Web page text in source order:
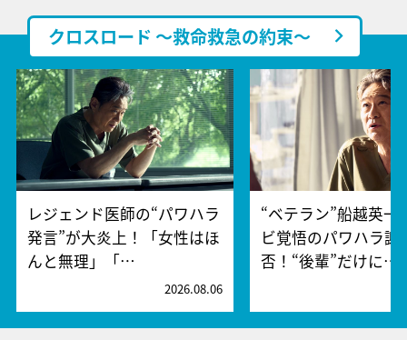
クロスロード ～救命救急の約束～
レジェンド医師の“パワハラ
発言”が大炎上！「女性はほ
んと無理」「…
2026.08.06
“ベテラン”船越英一
ビ覚悟のパワハラ謝
否！“後輩”だけに…